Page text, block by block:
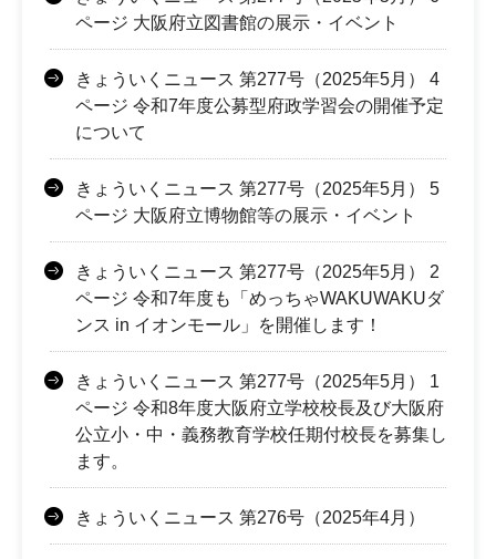
ページ 大阪府立図書館の展示・イベント
きょういくニュース 第277号（2025年5月） 4
ページ 令和7年度公募型府政学習会の開催予定
について
きょういくニュース 第277号（2025年5月） 5
ページ 大阪府立博物館等の展示・イベント
きょういくニュース 第277号（2025年5月） 2
ページ 令和7年度も「めっちゃWAKUWAKUダ
ンス in イオンモール」を開催します！
きょういくニュース 第277号（2025年5月） 1
ページ 令和8年度大阪府立学校校長及び大阪府
公立小・中・義務教育学校任期付校長を募集し
ます。
きょういくニュース 第276号（2025年4月）